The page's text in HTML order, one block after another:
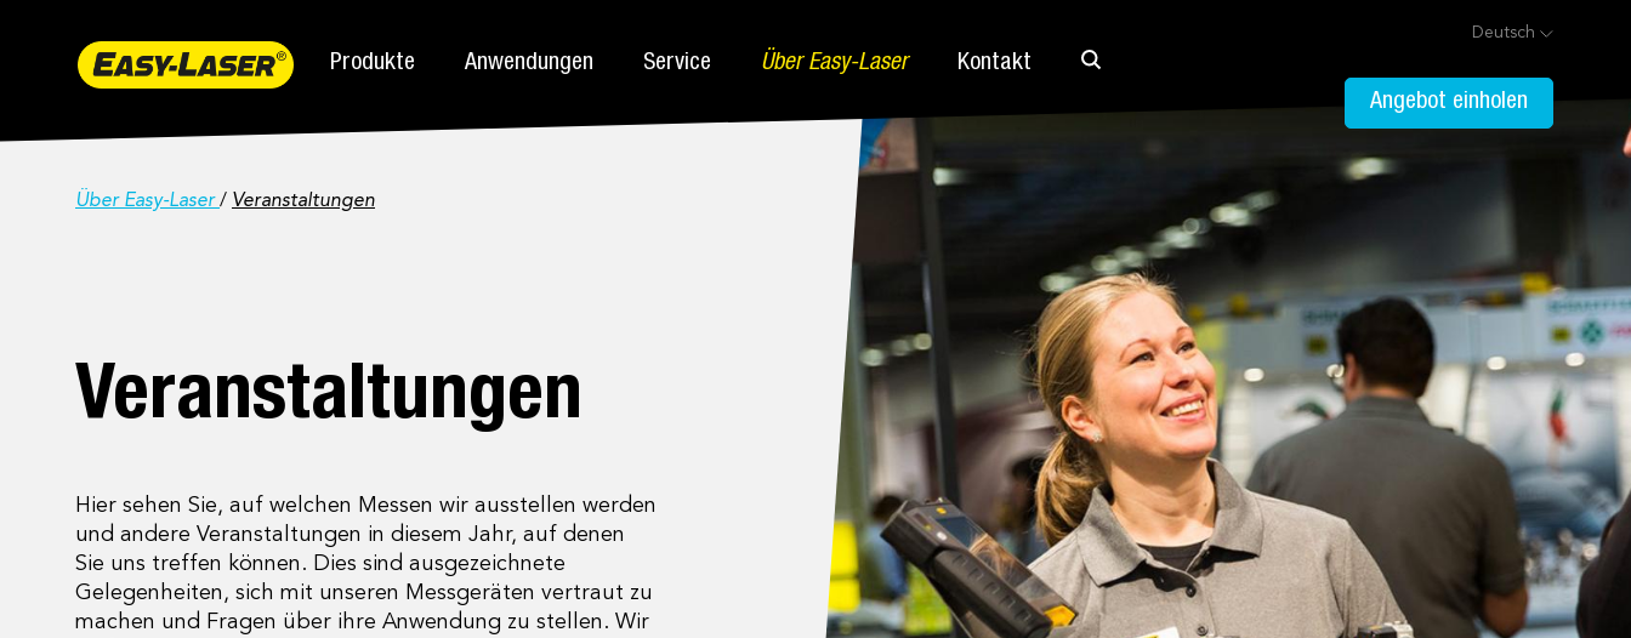
Produkte Anwendungen Service Über Easy-Laser Kontakt
Deutsch
Angebot einholen
Über Easy-Laser/ Veranstaltungen
Veranstaltungen
Hier sehen Sie, auf welchen Messen wir ausstellen werden
und andere Veranstaltungen in diesem Jahr, auf denen
Sie uns treffen können. Dies sind ausgezeichnete
Gelegenheiten, sich mit unseren Messgeräten vertraut zu
machen und Fragen über ihre Anwendung zu stellen. Wir